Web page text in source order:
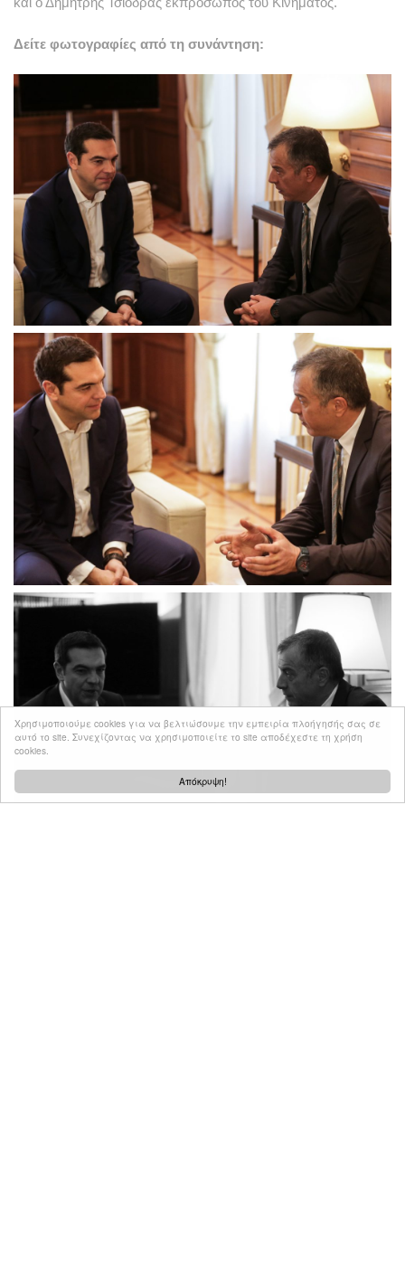
Απόκρυψη!
Χρησιμοποιούμε cookies για να βελτιώσουμε την εμπειρία πλοήγησής σας σε
αυτό το site. Συνεχίζοντας να χρησιμοποιείτε το site αποδέχεστε τη χρήση
cookies.
Δείτε φωτογραφίες από τη συνάντηση: